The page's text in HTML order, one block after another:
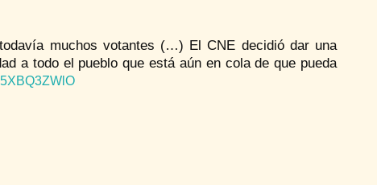
muchos votantes (…) El CNE decidió dar una
a todo el pueblo que está aún en cola de que pueda